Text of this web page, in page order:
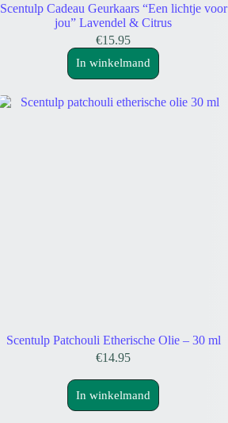
Scentulp Cadeau Geurkaars “Een lichtje voor
jou” Lavendel & Citrus
€15.95
In winkelmand
Scentulp Patchouli Etherische Olie – 30 ml
€14.95
In winkelmand